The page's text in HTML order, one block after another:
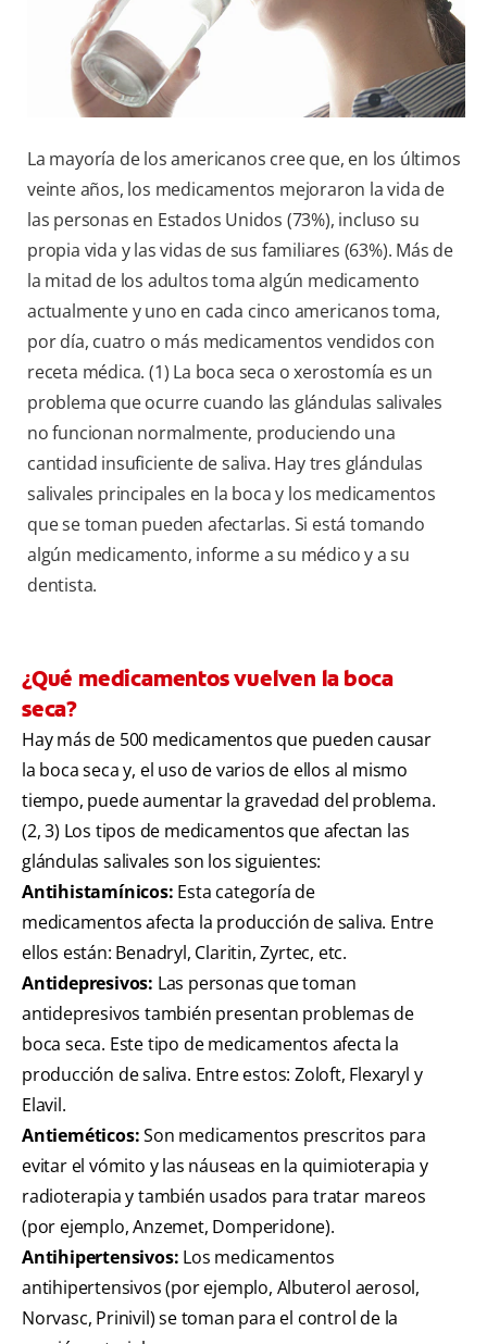
CUPONES
DONDE COMPRAR
La mayoría de los americanos cree que, en los últimos
veinte años, los medicamentos mejoraron la vida de
las personas en Estados Unidos (73%), incluso su
propia vida y las vidas de sus familiares (63%). Más de
la mitad de los adultos toma algún medicamento
actualmente y uno en cada cinco americanos toma,
por día, cuatro o más medicamentos vendidos con
receta médica. (1) La boca seca o xerostomía es un
problema que ocurre cuando las glándulas salivales
no funcionan normalmente, produciendo una
cantidad insuficiente de saliva. Hay tres glándulas
salivales principales en la boca y los medicamentos
que se toman pueden afectarlas. Si está tomando
algún medicamento, informe a su médico y a su
dentista.
¿Qué medicamentos vuelven la boca
seca?
Hay más de 500 medicamentos que pueden causar
la boca seca y, el uso de varios de ellos al mismo
tiempo, puede aumentar la gravedad del problema.
(2, 3) Los tipos de medicamentos que afectan las
glándulas salivales son los siguientes:
Antihistamínicos: Esta categoría de
medicamentos afecta la producción de saliva. Entre
ellos están: Benadryl, Claritin, Zyrtec, etc.
Antidepresivos: Las personas que toman
antidepresivos también presentan problemas de
boca seca. Este tipo de medicamentos afecta la
producción de saliva. Entre estos: Zoloft, Flexaryl y
Elavil.
Antieméticos:Son medicamentos prescritos para
evitar el vómito y las náuseas en la quimioterapia y
radioterapia y también usados para tratar mareos
(por ejemplo, Anzemet, Domperidone).
Antihipertensivos: Los medicamentos
antihipertensivos (por ejemplo, Albuterol aerosol,
Norvasc, Prinivil) se toman para el control de la